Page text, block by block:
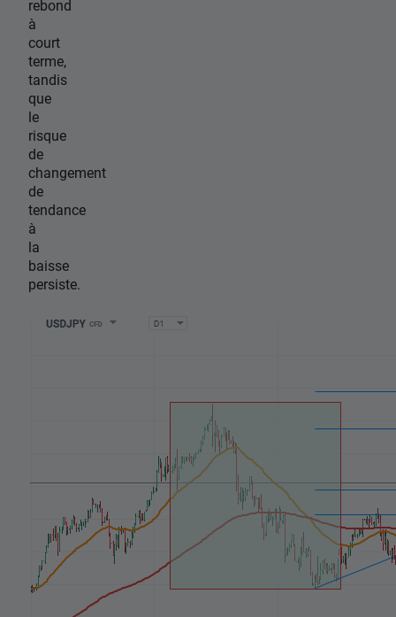
rebond
à
court
terme,
tandis
que
le
risque
de
changement
de
tendance
à
la
baisse
persiste.